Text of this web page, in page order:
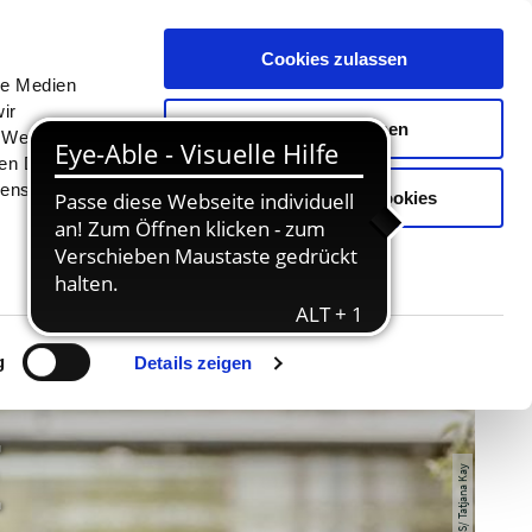
Medien
Daten
Details zeigen
Cookies zulassen
Auswahl erlauben
Nur notwendige Cookies
Erlebnisse Buchen